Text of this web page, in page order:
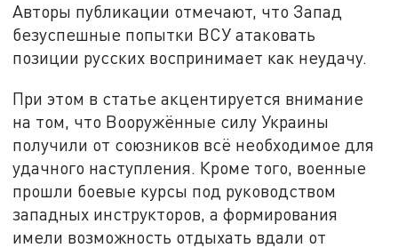
Авторы публикации отмечают, что Запад
безуспешные попытки ВСУ атаковать
позиции русских воспринимает как неудачу.
При этом в статье акцентируется внимание
на том, что Вооружённые силу Украины
получили от союзников всё необходимое для
удачного наступления. Кроме того, военные
прошли боевые курсы под руководством
западных инструкторов, а формирования
имели возможность отдыхать вдали от